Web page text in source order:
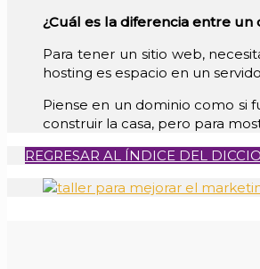
¿Cuál es la diferencia entre un
Para tener un sitio web,
hosting es espacio en un
Piense en un dominio como si
construir la casa, pero para
REGRESAR AL ÍNDICE DEL